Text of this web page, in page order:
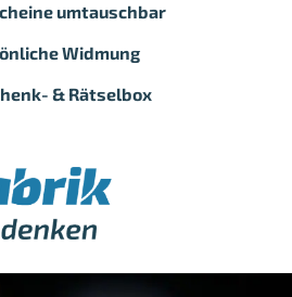
umtauschbar
Widmung
& Rätselbox